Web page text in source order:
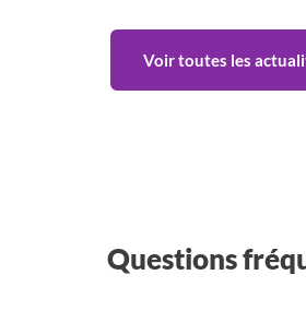
Voir toutes les
Questions